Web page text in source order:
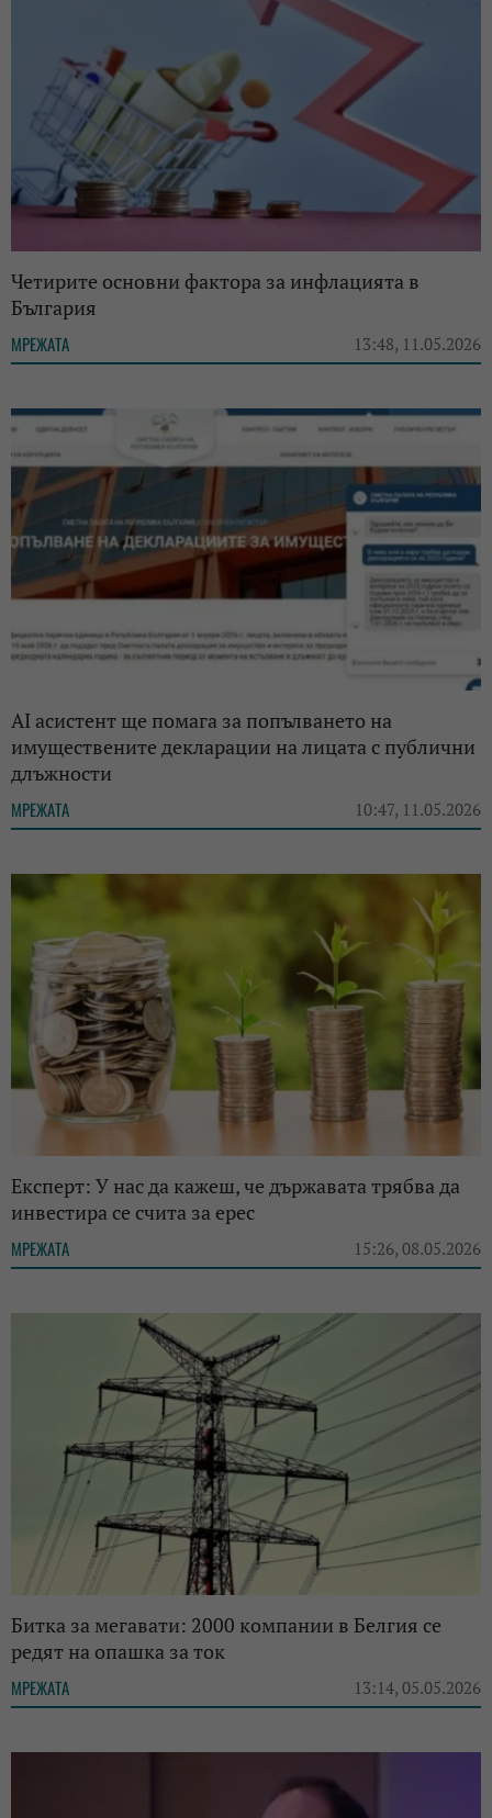
Четирите основни фактора за инфлацията в
България
МРЕЖАТА 13:48, 11.05.2026
AI асистент ще помага за попълването на
имуществените декларации на лицата с публични
длъжности
МРЕЖАТА 10:47, 11.05.2026
Експерт: У нас да кажеш, че държавата трябва да
инвестира се счита за ерес
МРЕЖАТА 15:26, 08.05.2026
Битка за мегавати: 2000 компании в Белгия се
редят на опашка за ток
МРЕЖАТА 13:14, 05.05.2026